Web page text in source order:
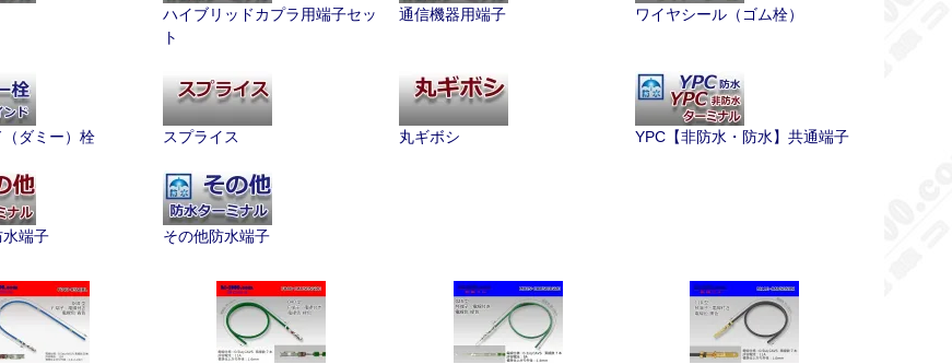
ハイブリッドカプラ用端子セッ
ト
通信機器用端子 ワイヤシール（ゴム栓）
ダミー）栓 スプライス 丸ギボシ YPC【非防水・防水】共通端子
端子 その他防水端子